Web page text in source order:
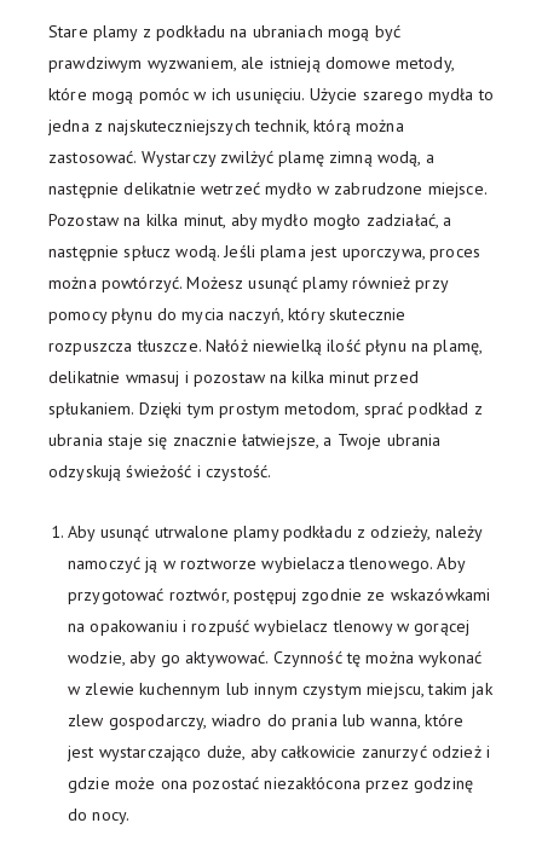
Stare plamy z podkładu na ubraniach mogą być
prawdziwym wyzwaniem, ale istnieją domowe metody,
które mogą pomóc w ich usunięciu. Użycie szarego mydła to
jedna z najskuteczniejszych technik, którą można
zastosować. Wystarczy zwilżyć plamę zimną wodą, a
następnie delikatnie wetrzeć mydło w zabrudzone miejsce.
Pozostaw na kilka minut, aby mydło mogło zadziałać, a
następnie spłucz wodą. Jeśli plama jest uporczywa, proces
można powtórzyć. Możesz usunąć plamy również przy
pomocy płynu do mycia naczyń, który skutecznie
rozpuszcza tłuszcze. Nałóż niewielką ilość płynu na plamę,
delikatnie wmasuj i pozostaw na kilka minut przed
spłukaniem. Dzięki tym prostym metodom, sprać podkład z
ubrania staje się znacznie łatwiejsze, a Twoje ubrania
odzyskują świeżość i czystość.
Aby usunąć utrwalone plamy podkładu z odzieży, należy
namoczyć ją w roztworze wybielacza tlenowego. Aby
przygotować roztwór, postępuj zgodnie ze wskazówkami
na opakowaniu i rozpuść wybielacz tlenowy w gorącej
wodzie, aby go aktywować. Czynność tę można wykonać
w zlewie kuchennym lub innym czystym miejscu, takim jak
zlew gospodarczy, wiadro do prania lub wanna, które
jest wystarczająco duże, aby całkowicie zanurzyć odzież i
gdzie może ona pozostać niezakłócona przez godzinę
do nocy.